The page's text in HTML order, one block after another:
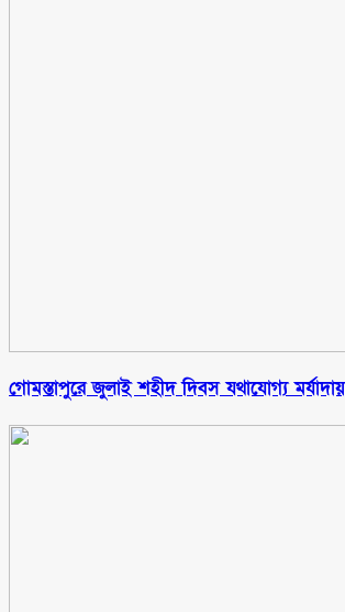
গোমস্তাপুরে জুলাই শহীদ দিবস যথাযোগ্য